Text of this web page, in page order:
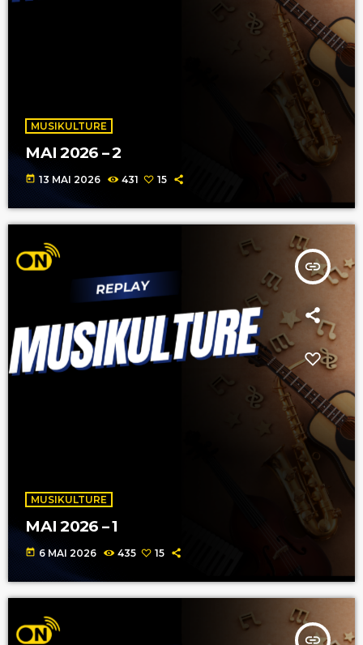
MUSIKULTURE
MAI 2026 – 2
today 13 MAI 2026 431 15
insert_link
MUSIKULTURE
MAI 2026 – 1
today 6 MAI 2026 435 15
insert_link